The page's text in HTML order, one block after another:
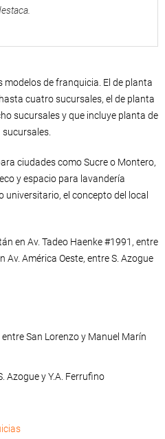
modelos de franquicia. El de planta
cuatro sucursales, el de planta
sucursales y que incluye planta de
ciudades como Sucre o Montero,
y espacio para lavandería
el concepto del local
en Av. Tadeo Haenke #1991, entre
Av. América Oeste, entre S. Azogue
San Lorenzo y Manuel Marín
Azogue y Y.A. Ferrufino